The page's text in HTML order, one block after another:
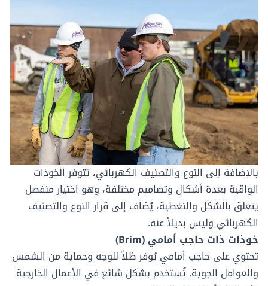
بالإضافة إلى النوع والتصنيف الكهربائي، تتوفر الخوذات
الواقية بعدة أشكال وتصاميم مختلفة، وهو اختيار منفصل
يتعلق بالشكل والتغطية، يُضاف إلى قرار النوع والتصنيف
الكهربائي وليس بديلاً عنه.
خوذات ذات حاجب أمامي (Brim)
تحتوي على حاجب أمامي يُوفر ظلاً للوجه وحماية من الشمس
والعوامل الجوية. تُستخدم بشكل شائع في الأعمال الخارجية